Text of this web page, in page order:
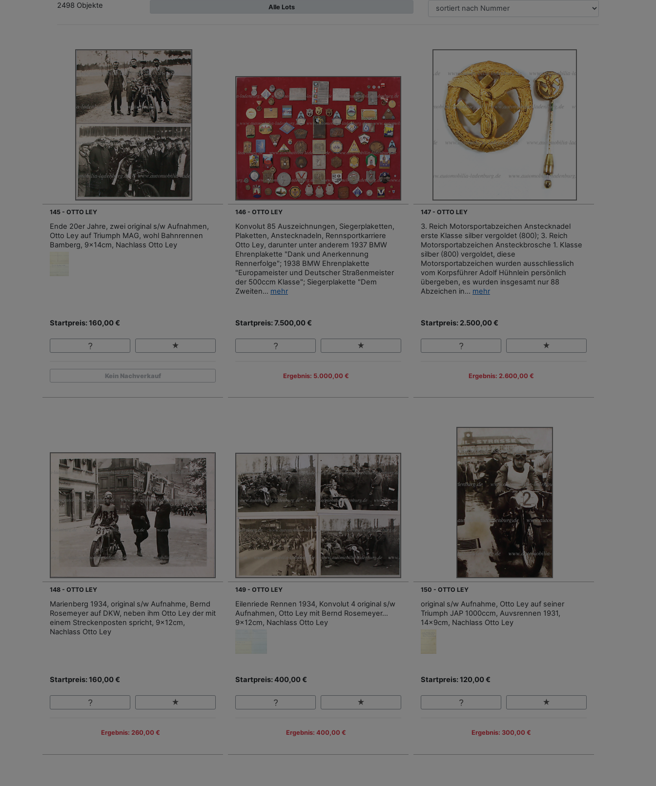
2498 Objekte Alle Lots
145 - OTTO LEY
Ende 20er Jahre, zwei original s/w Aufnahmen,
Otto Ley auf Triumph MAG, wohl Bahnrennen
Bamberg, 9x14cm, Nachlass Otto Ley
Startpreis: 160,00 €
Kein Nachverkauf
146 - OTTO LEY
Konvolut 85 Auszeichnungen, Siegerplaketten,
Plaketten, Anstecknadeln, Rennsportkarriere
Otto Ley, darunter unter anderem 1937 BMW
Ehrenplakette "Dank und Anerkennung
Rennerfolge"; 1938 BMW Ehrenplakette
"Europameister und Deutscher Straßenmeister
der 500ccm Klasse"; Siegerplakette "Dem
Zweiten... mehr
Startpreis: 7.500,00 €
Ergebnis: 5.000,00 €
147 - OTTO LEY
3. Reich Motorsportabzeichen Anstecknadel
erste Klasse silber vergoldet (800); 3. Reich
Motorsportabzeichen Ansteckbrosche 1. Klasse
silber (800) vergoldet, diese
Motorsportabzeichen wurden ausschliesslich
vom Korpsführer Adolf Hühnlein persönlich
übergeben, es wurden insgesamt nur 88
Abzeichen in... mehr
Startpreis: 2.500,00 €
Ergebnis: 2.600,00 €
148 - OTTO LEY
Marienberg 1934, original s/w Aufnahme, Bernd
Rosemeyer auf DKW, neben ihm Otto Ley der mit
einem Streckenposten spricht, 9x12cm,
Nachlass Otto Ley
Startpreis: 160,00 €
Ergebnis: 260,00 €
149 - OTTO LEY
Eilenriede Rennen 1934, Konvolut 4 original s/w
Aufnahmen, Otto Ley mit Bernd Rosemeyer…
9x12cm, Nachlass Otto Ley
Startpreis: 400,00 €
Ergebnis: 400,00 €
150 - OTTO LEY
original s/w Aufnahme, Otto Ley auf seiner
Triumph JAP 1000ccm, Auvsrennen 1931,
14x9cm, Nachlass Otto Ley
Startpreis: 120,00 €
Ergebnis: 300,00 €